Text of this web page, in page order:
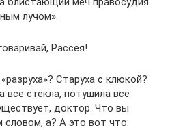
лучом».
Рассея!
Старуха с клюкой?
стёкла, потушила все
доктор. Что вы
словом, а? А это вот что: